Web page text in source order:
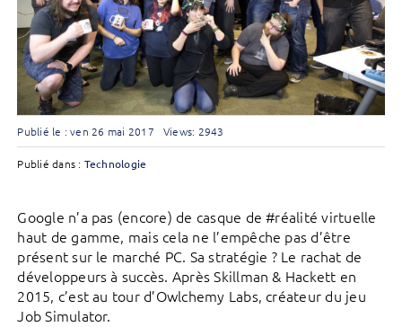
Publié le : ven 26 mai 2017 Views: 2943
Publié dans : Technologie
Google n’a pas (encore) de casque de #réalité virtuelle
haut de gamme, mais cela ne l’empêche pas d’être
présent sur le marché PC. Sa stratégie ? Le rachat de
développeurs à succès. Après Skillman & Hackett en
2015, c’est au tour d’Owlchemy Labs, créateur du jeu
Job Simulator.